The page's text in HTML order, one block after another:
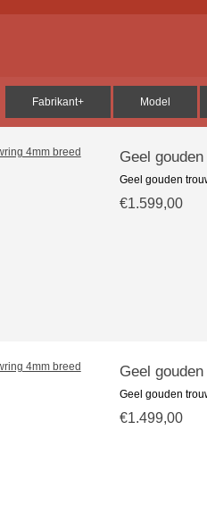
Fabrikant+ Model
Geel
Geel gouden
€1.599,00
Geel
Geel gouden
€1.499,00